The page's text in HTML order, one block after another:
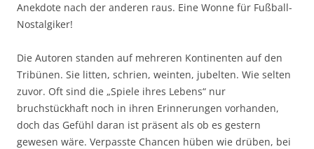
Anekdote nach der anderen raus. Eine Wonne für Fußball-
Nostalgiker!
Die Autoren standen auf mehreren Kontinenten auf den
Tribünen. Sie litten, schrien, weinten, jubelten. Wie selten
zuvor. Oft sind die „Spiele ihres Lebens“ nur
bruchstückhaft noch in ihren Erinnerungen vorhanden,
doch das Gefühl daran ist präsent als ob es gestern
gewesen wäre. Verpasste Chancen hüben wie drüben, bei